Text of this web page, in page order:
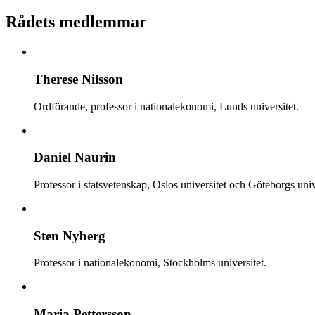
Rådets medlemmar
Therese Nilsson
Ordförande, professor i nationalekonomi, Lunds universitet.
Daniel Naurin
Professor i statsvetenskap, Oslos universitet och Göteborgs
Sten Nyberg
Professor i nationalekonomi, Stockholms universitet.